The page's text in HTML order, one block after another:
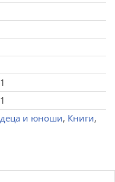
деца и юноши, Книги,